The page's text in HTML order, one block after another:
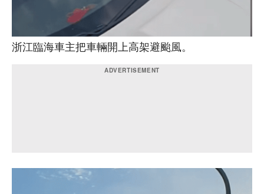
浙江臨海車主把車輛開上高架避颱風。